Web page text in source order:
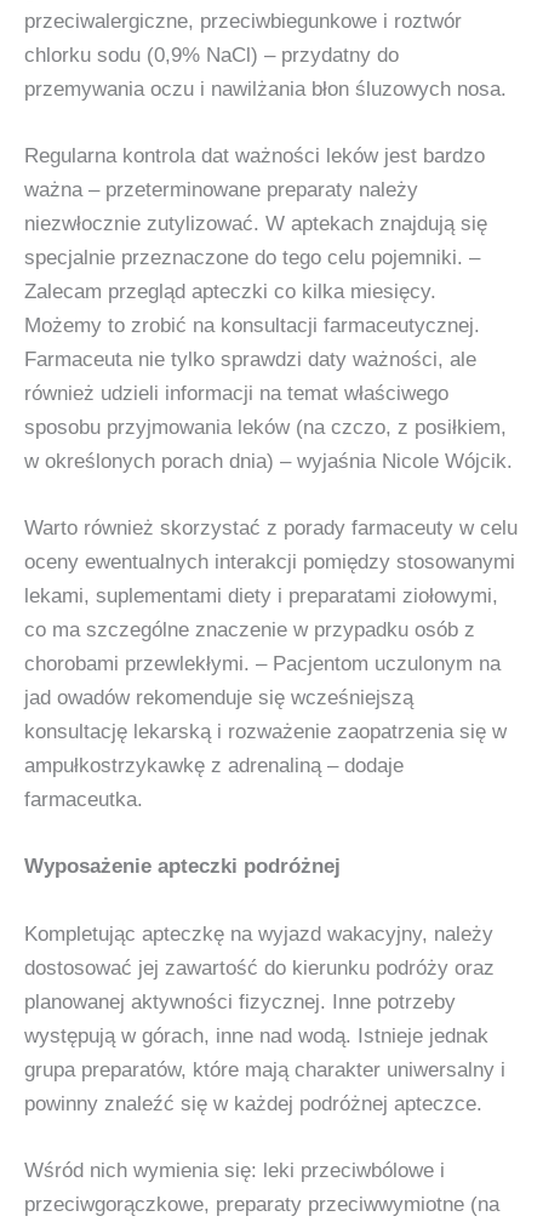
przeciwalergiczne, przeciwbiegunkowe i roztwór
chlorku sodu (0,9% NaCl) – przydatny do
przemywania oczu i nawilżania błon śluzowych nosa.
Regularna kontrola dat ważności leków jest bardzo
ważna – przeterminowane preparaty należy
niezwłocznie zutylizować. W aptekach znajdują się
specjalnie przeznaczone do tego celu pojemniki. –
Zalecam przegląd apteczki co kilka miesięcy.
Możemy to zrobić na konsultacji farmaceutycznej.
Farmaceuta nie tylko sprawdzi daty ważności, ale
również udzieli informacji na temat właściwego
sposobu przyjmowania leków (na czczo, z posiłkiem,
w określonych porach dnia) – wyjaśnia Nicole Wójcik.
Warto również skorzystać z porady farmaceuty w celu
oceny ewentualnych interakcji pomiędzy stosowanymi
lekami, suplementami diety i preparatami ziołowymi,
co ma szczególne znaczenie w przypadku osób z
chorobami przewlekłymi. – Pacjentom uczulonym na
jad owadów rekomenduje się wcześniejszą
konsultację lekarską i rozważenie zaopatrzenia się w
ampułkostrzykawkę z adrenaliną – dodaje
farmaceutka.
Wyposażenie apteczki podróżnej
Kompletując apteczkę na wyjazd wakacyjny, należy
dostosować jej zawartość do kierunku podróży oraz
planowanej aktywności fizycznej. Inne potrzeby
występują w górach, inne nad wodą. Istnieje jednak
grupa preparatów, które mają charakter uniwersalny i
powinny znaleźć się w każdej podróżnej apteczce.
Wśród nich wymienia się: leki przeciwbólowe i
przeciwgorączkowe, preparaty przeciwwymiotne (na